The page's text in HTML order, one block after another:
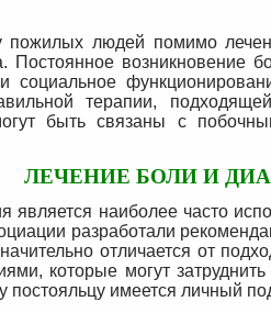
людей помимо
Постоянное
социальное
терапии,
быть связаны с
ЛЕЧЕНИЕ БОЛИ И
наиболее часто
разработали
отличается от
которые могут
имеется личный